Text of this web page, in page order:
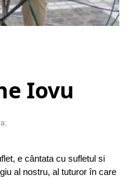
Iovu
e cântata cu sufletul si
al nostru, al tuturor în care